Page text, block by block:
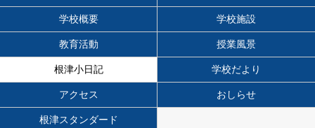
学校概要 学校施設
教育活動 授業風景
根津小日記 学校だより
アクセス おしらせ
根津スタンダード